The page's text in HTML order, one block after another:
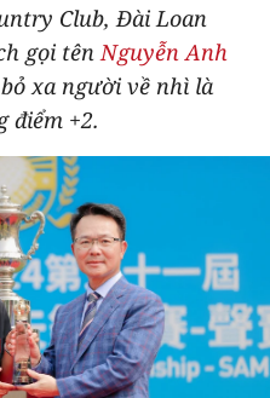
Club, Đài Loan
gọi tênNguyễn Anh
xa người về nhì là
điểm +2.